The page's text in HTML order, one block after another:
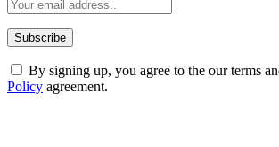
By signing up, you agree to the our terms
Policy agreement.